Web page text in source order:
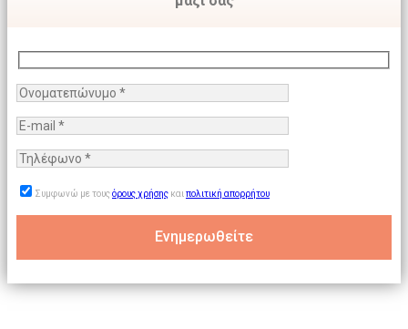
Συμφωνώ με τουςόρους χρήσης και πολιτική απορρήτου